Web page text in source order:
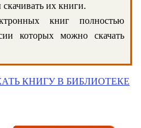
их книги.
книг полностью
которых можно скачать
КНИГУ В БИБЛИОТЕКЕ